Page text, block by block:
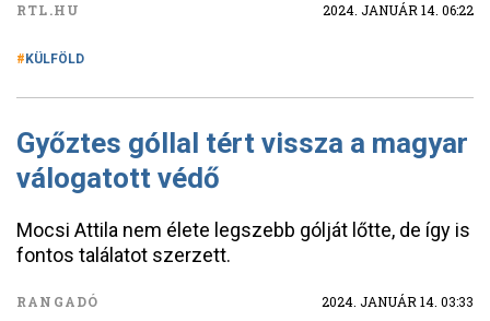
RTL.HU 2024. JANUÁR 14. 06:22
KÜLFÖLD
Győztes góllal tért vissza a magyar
válogatott védő
Mocsi Attila nem élete legszebb gólját lőtte, de így is
fontos találatot szerzett.
RANGADÓ 2024. JANUÁR 14. 03:33